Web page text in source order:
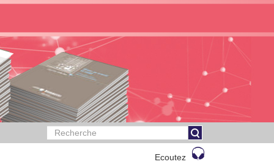
Ecoutez